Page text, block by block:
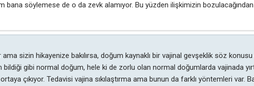
bana söylemese de o da zevk alamıyor. Bu yüzden ilişkimizin bozulacağından
sizin hikayenize bakılırsa, doğum kaynaklı bir vajinal gevşeklik söz konusu
gibi normal doğum, hele ki de zorlu olan normal doğumlarda vajinada
çıkıyor. Tedavisi vajina sıkılaştırma ama bunun da farklı yöntemleri var.